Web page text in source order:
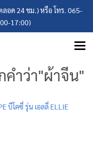
อด 24 ชม.) หรือ โทร. 065-
17:00)
คำว่า"ผ้าจีน"
บีโคซี่ รุ่น เอลลี่ ELLIE